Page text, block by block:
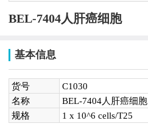
BEL-7404人肝癌细胞
基本信息
货号
C1030
名称
BEL-7404人肝癌细胞
规格
1 x 10^6 cells/T25